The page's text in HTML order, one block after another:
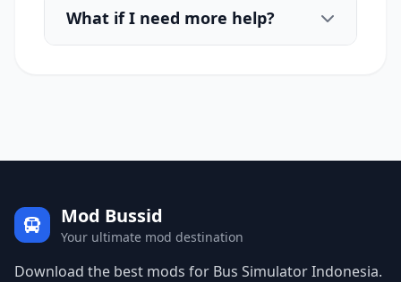
What if I need more help?
Mod Bussid
Your ultimate mod destination
Download the best mods for Bus Simulator Indonesia.